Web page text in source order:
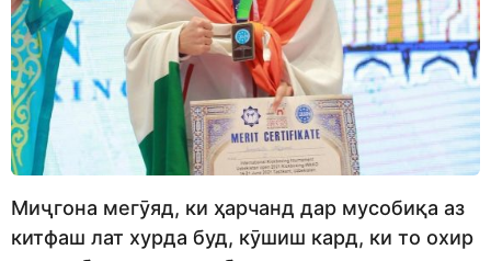
Миҷгона мегӯяд, ки ҳарчанд дар мусобиқа аз
китфаш лат хурда буд, кӯшиш кард, ки то охир